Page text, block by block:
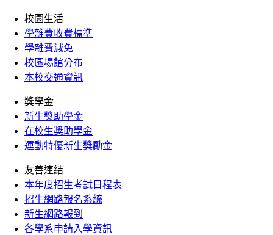
校園生活
學雜費收費標準
學雜費減免
校區場館分布
本校交通資訊
獎學金
新生獎助學金
在校生獎助學金
運動特優新生獎勵金
友善連結
本年度招生考試日程表
招生網路報名系統
新生網路報到
各學系申請入學資訊